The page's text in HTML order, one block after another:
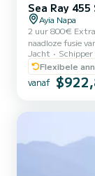
Sea Ray
Ayia Napa
2 uur 800€ Extra uur(en) 400€
naadloze fusie van avontuur
reizen,
herinneringen,
Deze weelderige
het tapijt van ervaringen
Jacht
Flexibele
vanaf